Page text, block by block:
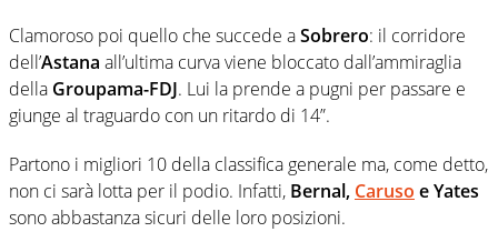
Clamoroso poi quello che succede aSobrero: il corridore
dell’Astana all’ultima curva viene bloccato dall’ammiraglia
della Groupama-FDJ. Lui la prende a pugni per passare e
giunge al traguardo con un ritardo di 14”.
Partono i migliori 10 della classifica generale ma, come detto,
non ci sarà lotta per il podio. Infatti, Bernal, Caruso e Yates
sono abbastanza sicuri delle loro posizioni.